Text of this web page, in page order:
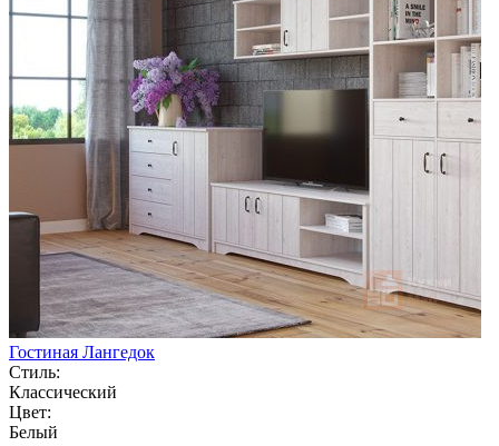
Гостиная Лангедок
Стиль:
Классический
Цвет:
Белый